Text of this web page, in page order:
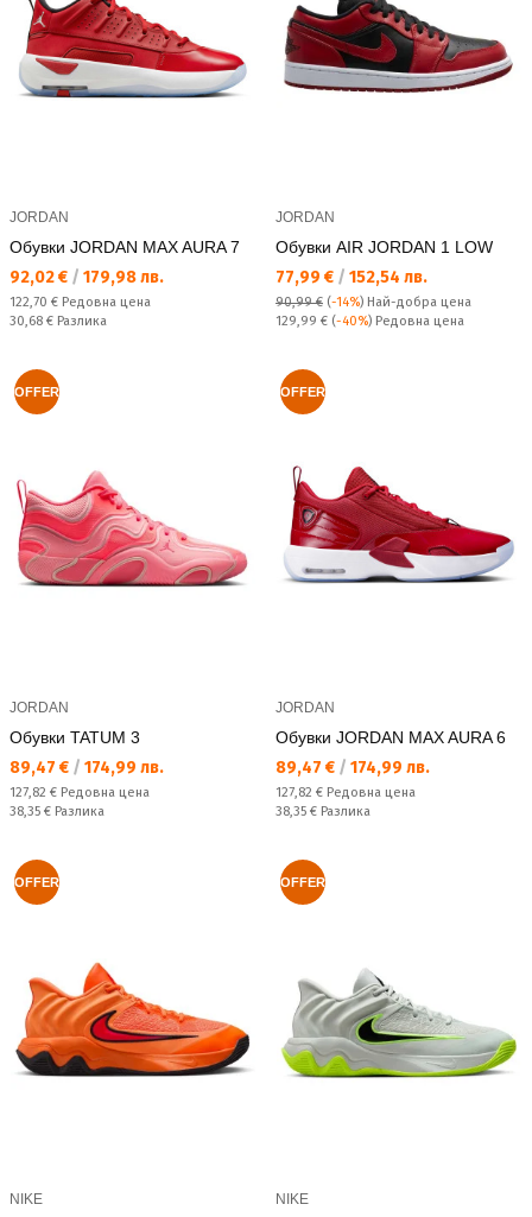
JORDAN
Обувки JORDAN MAX AURA 7
Текуща цена:
92,02 € / 179,98 лв.
Редовна цена:
122,70 € Редовна цена
Спестявате:
30,68 € Разлика
JORDAN
Обувки AIR JORDAN 1 LOW
Текуща цена:
77,99 € / 152,54 лв.
90,99 € (-14%) Най-добра цена
Редовна цена:
129,99 € (-40%) Редовна цена
OFFER
JORDAN
Обувки TATUM 3
Текуща цена:
89,47 € / 174,99 лв.
Редовна цена:
127,82 € Редовна цена
Спестявате:
38,35 € Разлика
OFFER
JORDAN
Обувки JORDAN MAX AURA 6
Текуща цена:
89,47 € / 174,99 лв.
Редовна цена:
127,82 € Редовна цена
Спестявате:
38,35 € Разлика
OFFER
NIKE
OFFER
NIKE